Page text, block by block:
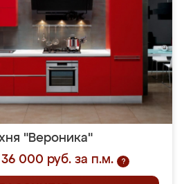
"Вероника"
000 руб. за п.м.
?